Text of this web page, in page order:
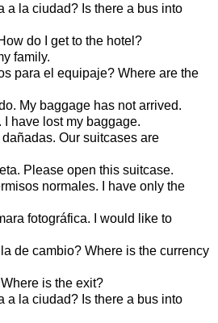
a la ciudad? Is there a bus into
do I get to the hotel?
family.
para el equipaje? Where are the
My baggage has not arrived.
have lost my baggage.
Our suitcases are
Please open this suitcase.
normales. I have only the
fotográfica. I would like to
de cambio? Where is the currency
is the exit?
a la ciudad? Is there a bus into